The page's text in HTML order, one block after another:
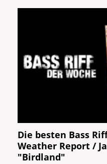
Die besten Bass
Weather Report /
"Birdland"